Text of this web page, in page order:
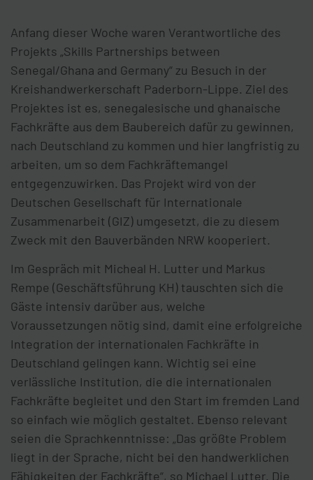
Anfang dieser Woche waren Verantwortliche des
Projekts „Skills Partnerships between
Senegal/Ghana and Germany“ zu Besuch in der
Kreishandwerkerschaft Paderborn-Lippe. Ziel des
Projektes ist es, senegalesische und ghanaische
Fachkräfte aus dem Baubereich dafür zu gewinnen,
nach Deutschland zu kommen und hier langfristig zu
arbeiten, um so dem Fachkräftemangel
entgegenzuwirken. Das Projekt wird von der
Deutschen Gesellschaft für Internationale
Zusammenarbeit (GIZ) umgesetzt, die zu diesem
Zweck mit den Bauverbänden NRW kooperiert.
Im Gespräch mit Micheal H. Lutter und Markus
Rempe (Geschäftsführung KH) tauschten sich die
Gäste intensiv darüber aus, welche
Voraussetzungen nötig sind, damit eine erfolgreiche
Integration der internationalen Fachkräfte in
Deutschland gelingen kann. Wichtig sei eine
verlässliche Institution, die die internationalen
Fachkräfte begleitet und den Start im fremden Land
so einfach wie möglich gestaltet. Ebenso relevant
seien die Sprachkenntnisse: „Das größte Problem
liegt in der Sprache, nicht bei den handwerklichen
Fähigkeiten der Fachkräfte“, so Michael Lutter. Die